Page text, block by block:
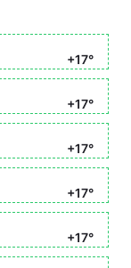
+17°
+17°
+17°
+17°
+17°